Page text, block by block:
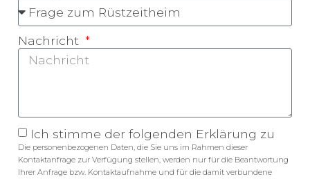
Nachricht
Ich stimme der folgenden Erklärung zu
Die personenbezogenen Daten, die Sie uns im Rahmen dieser
Kontaktanfrage zur Verfügung stellen, werden nur für die Beantwortung
Ihrer Anfrage bzw. Kontaktaufnahme und für die damit verbundene